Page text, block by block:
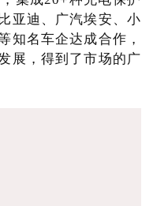
亚迪、广汽埃安、小
知名车企达成合作，
展，得到了市场的广